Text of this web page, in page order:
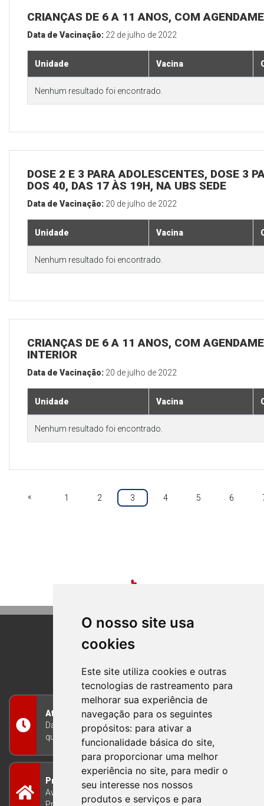
O nosso site usa
cookies
Este site utiliza cookies e outras
tecnologias de rastreamento para
melhorar sua experiência de
navegação para os seguintes
propósitos: para ativar a
funcionalidade básica do site,
para proporcionar uma melhor
experiência no site, para medir o
seu interesse nos nossos
produtos e serviços e para
CRIANÇAS DE 6 A 11 ANOS, COM
Data de Vacinação: 22 de julho de 2022
Unidade Vacina
Nenhum resultado foi encontrado.
DOSE 2 E 3 PARA ADOLESCENTES, DOSE 3
DOS 40, DAS 17 ÀS 19H, NA UBS SEDE
Data de Vacinação: 20 de julho de 2022
Unidade Vacina
Nenhum resultado foi encontrado.
CRIANÇAS DE 6 A 11 ANOS, COM
INTERIOR
Data de Vacinação: 20 de julho de 2022
Unidade Vacina
Nenhum resultado foi encontrado.
« 1 2 3 4 5 6
BOM PRINCIPIO
RIO GRANDE DO SUL
Atendimento
Das 8h às 12h e das 13h às 17h30, de segunda a
quinta-feira, e nas sextas-feiras das 7h às 13h
Prefeitura Municipal
Avenida Guilherme Winter 65 - Centro Bom